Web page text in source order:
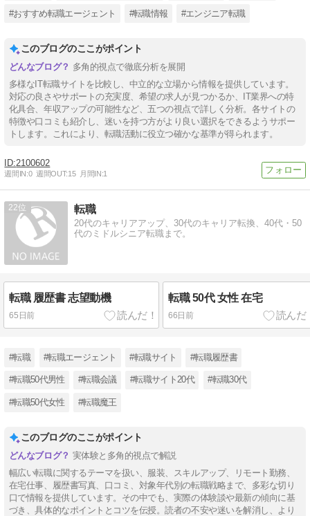
#おすすめ転職エージェント #転職情報 #エンジニア転職
このブログのここがポイント
多角的視点で徹底分析を展開
多様なIT転職サイトを比較し、中立的な立場から情報を提供しています。
対応の良さやサポートの充実度、希望の求人が見つかるか、IT業界への特
化具合、年収アップの可能性など、五つの視点で詳しく分析。各サイトの
特徴や口コミも紹介し、迷いを持つ方がより良い選択をできるようサポー
トします。これにより、転職活動に役立つ確かな基準が得られます。
2100602
週間IN:0 週間OUT:15 月間IN:1
22 転職
20代のキャリアアップ、30代のキャリア転換、40代・50
代のミドルシニア転職まで。
転職 履歴書 志望動機
65日前
転職 50代 女性 在宅
66日前
#転職 #転職エージェント #転職サイト #転職履歴書
#転職50代男性 #転職会議 #転職サイト20代 #転職30代
#転職50代女性 #転職魔王
このブログのここがポイント
実体験と多角的視点で解説
幅広い転職に関するテーマを扱い、服装、スキルアップ、リモート勤務、
在宅仕事、履歴書写真、口コミ、対象年代別の転職戦略まで、多彩な切り
口で情報を提供しています。その中でも、実際の体験談や最新の傾向に基
づき、具体的なポイントとコツを伝授。読者の不安や迷いを解消し、より